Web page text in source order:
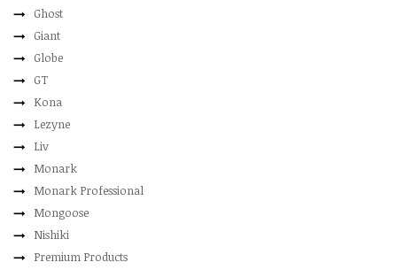
Ghost
Giant
Globe
GT
Kona
Lezyne
Liv
Monark
Monark Professional
Mongoose
Nishiki
Premium Products